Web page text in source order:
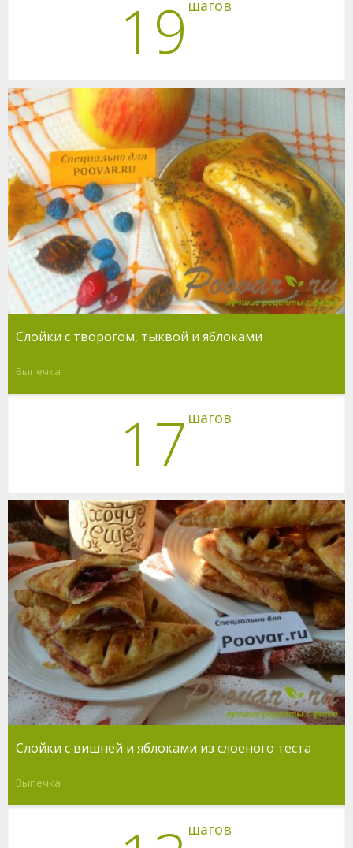
19 шагов
Слойки с творогом, тыквой и яблоками
Выпечка
17 шагов
Слойки с вишней и яблоками из слоеного теста
Выпечка
шагов